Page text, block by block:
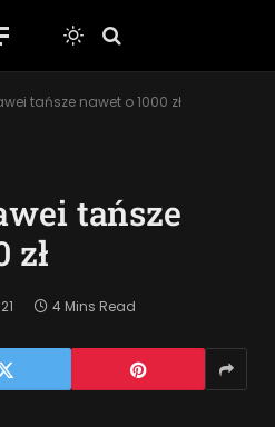
tańsze nawet o 1000 zł
tańsze
zł
4 Mins Read